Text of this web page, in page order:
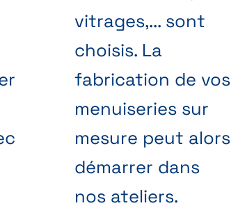
vitrages,... sont
choisis. La
fabrication de vos
menuiseries sur
mesure peut alors
démarrer dans
nos ateliers.